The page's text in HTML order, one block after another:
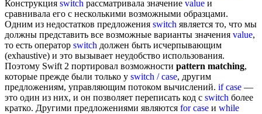
Конструкция switch рассматривала значение value и
сравнивала его с несколькими возможными образцами.
Одним из недостатков предложения switch является то, что мы
должны представить все возможные варианты значения value,
то есть оператор switch должен быть исчерпывающим
(exhaustive) и это вызывает неудобство использования.
Поэтому Swift 2 портировал возможности pattern matching,
которые прежде были только у switch / case, другим
предложениям, управляющим потоком вычислений. if case —
это один из них, и он позволяет переписать код с switch более
кратко. Другими предложениями являются for case и while